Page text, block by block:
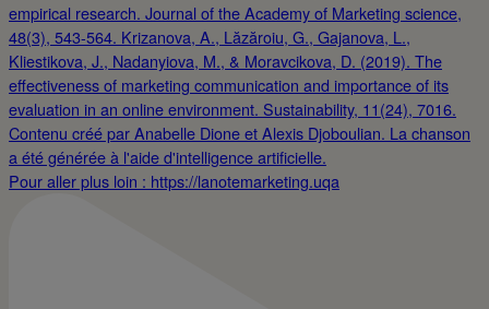
Pour aller plus loin : https://lanotemarketing.uqa